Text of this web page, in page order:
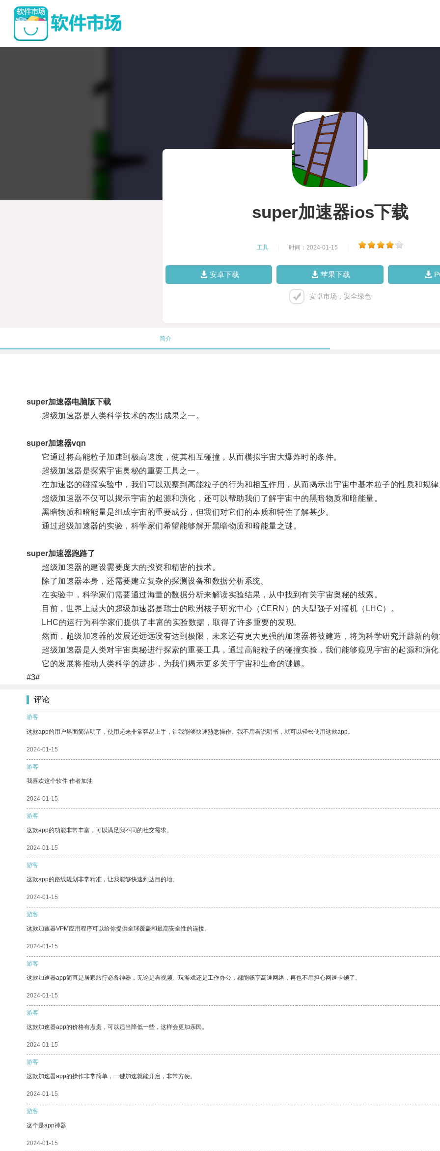
super加速器ios下载
工具 时间：2024-01-15
安卓下载 苹果下载
安卓市场，安全绿色
简介
super加速器电脑版下载
超级加速器是人类科学技术的杰出成果之一。
super加速器vqn
它通过将高能粒子加速到极高速度，使其相互碰撞，从而模拟宇宙大爆炸时的条件。
超级加速器是探索宇宙奥秘的重要工具之一。
在加速器的碰撞实验中，我们可以观察到高能粒子的行为和相互作用，从而揭示出宇宙中基本粒子的性质和规律
超级加速器不仅可以揭示宇宙的起源和演化，还可以帮助我们了解宇宙中的黑暗物质和暗能量。
黑暗物质和暗能量是组成宇宙的重要成分，但我们对它们的本质和特性了解甚少。
通过超级加速器的实验，科学家们希望能够解开黑暗物质和暗能量之谜。
super加速器跑路了
超级加速器的建设需要庞大的投资和精密的技术。
除了加速器本身，还需要建立复杂的探测设备和数据分析系统。
在实验中，科学家们需要通过海量的数据分析来解读实验结果，从中找到有关宇宙奥秘的线索。
目前，世界上最大的超级加速器是瑞士的欧洲核子研究中心（CERN）的大型强子对撞机（LHC）。
LHC的运行为科学家们提供了丰富的实验数据，取得了许多重要的发现。
然而，超级加速器的发展还远远没有达到极限，未来还有更大更强的加速器将被建造，将为科学研究开辟新的领
超级加速器是人类对宇宙奥秘进行探索的重要工具，通过高能粒子的碰撞实验，我们能够窥见宇宙的起源和演化
它的发展将推动人类科学的进步，为我们揭示更多关于宇宙和生命的谜题。
#3#
评论
游客
这款app的用户界面简洁明了，使用起来非常容易上手，让我能够快速熟悉操作。我不用看说明书，就可以轻松使用这款app。
2024-01-15
游客
我喜欢这个软件 作者加油
2024-01-15
游客
这款app的功能非常丰富，可以满足我不同的社交需求。
2024-01-15
游客
这款app的路线规划非常精准，让我能够快速到达目的地。
2024-01-15
游客
这款加速器VPM应用程序可以给你提供全球覆盖和最高安全性的连接。
2024-01-15
游客
这款加速器app简直是居家旅行必备神器，无论是看视频、玩游戏还是工作办公，都能畅享高速网络，再也不用担心网速卡顿了。
2024-01-15
游客
这款加速器app的价格有点贵，可以适当降低一些，这样会更加亲民。
2024-01-15
游客
这款加速器app的操作非常简单，一键加速就能开启，非常方便。
2024-01-15
游客
这个是app神器
2024-01-15